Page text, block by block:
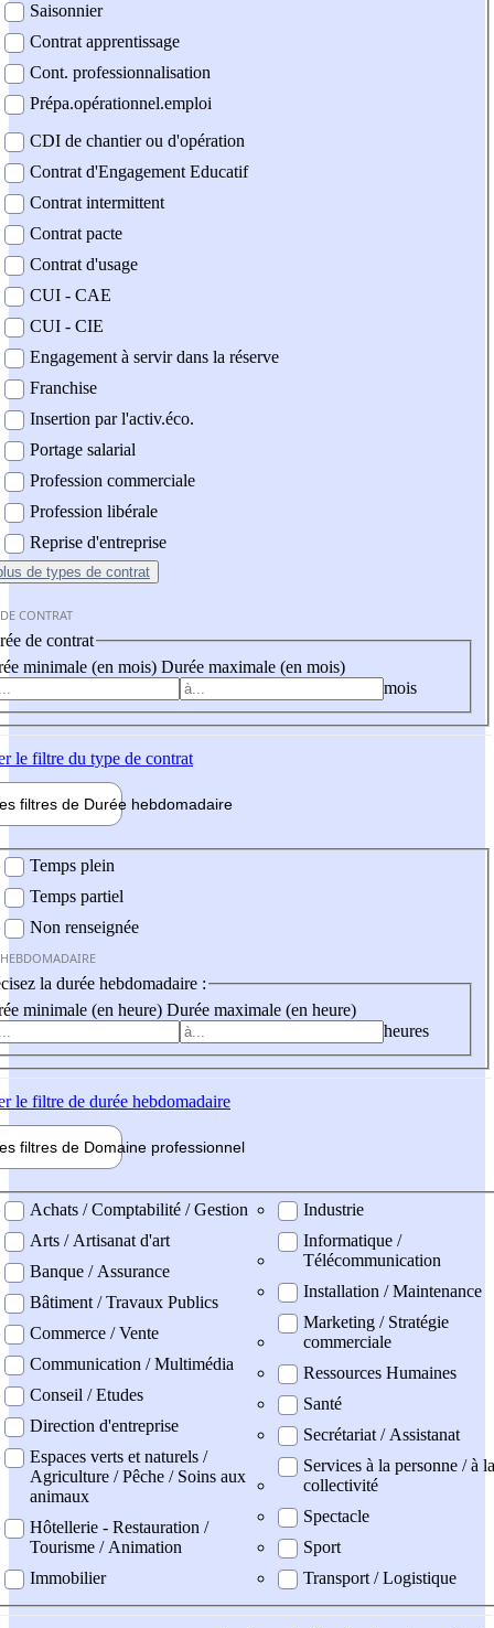
Saisonnier
Contrat apprentissage
Cont. professionnalisation
Prépa.opérationnel.emploi
CDI de chantier ou d'opération
Contrat d'Engagement Educatif
Contrat intermittent
Contrat pacte
Contrat d'usage
CUI - CAE
CUI - CIE
Engagement à servir dans la réserve
Franchise
Insertion par l'activ.éco.
Portage salarial
Profession commerciale
Profession libérale
Reprise d'entreprise
de types de contrat
CONTRAT
de contrat
minimale (en mois) Durée maximale (en mois)
mois
le filtre du type de contrat
filtres de Durée hebdomadaire
Temps plein
Temps partiel
Non renseignée
la durée hebdomadaire :
minimale (en heure) Durée maximale (en heure)
heures
le filtre de durée hebdomadaire
filtres de Domaine professionnel
professionel
Achats / Comptabilité / Gestion
Arts / Artisanat d'art
Banque / Assurance
Bâtiment / Travaux Publics
Commerce / Vente
Communication / Multimédia
Conseil / Etudes
Direction d'entreprise
Espaces verts et naturels /
Agriculture / Pêche / Soins aux
animaux
Hôtellerie - Restauration /
Tourisme / Animation
Immobilier
Industrie
Informatique /
Télécommunication
Installation / Maintenance
Marketing / Stratégie
commerciale
Ressources Humaines
Santé
Secrétariat / Assistanat
Services à la personne / à la
collectivité
Spectacle
Sport
Transport / Logistique